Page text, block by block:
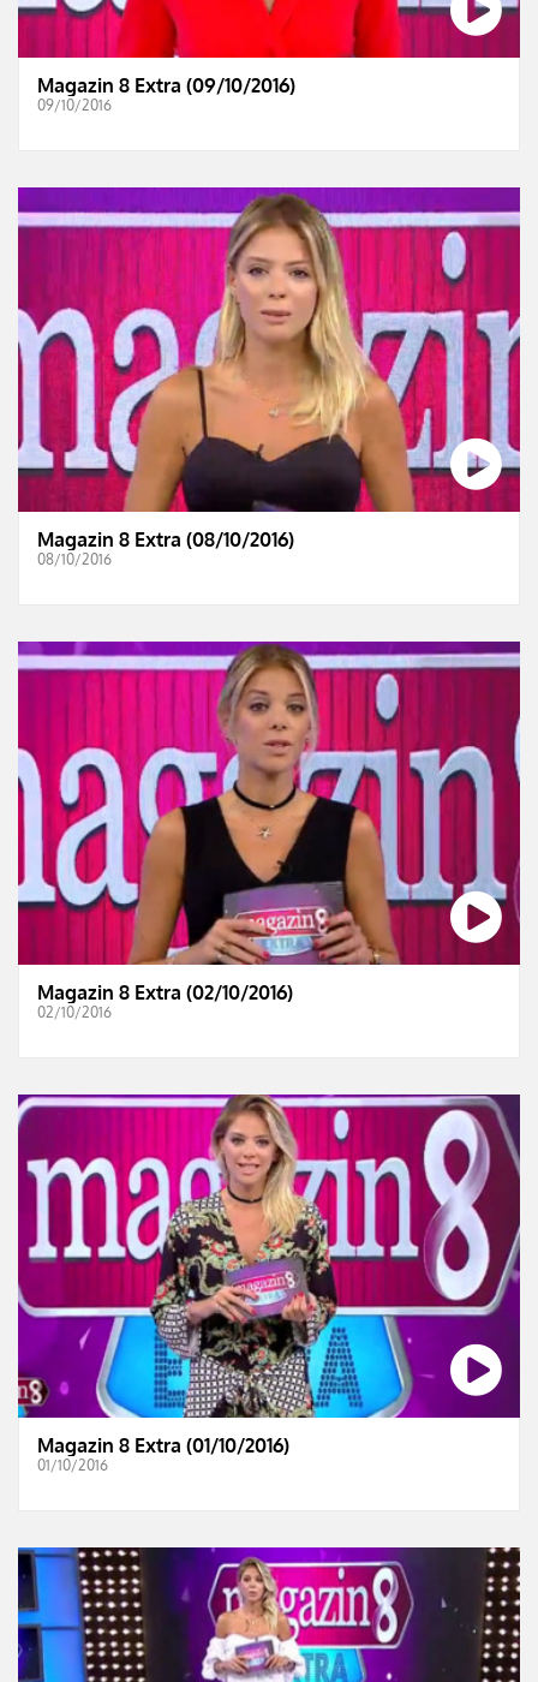
Magazin 8 Extra (09/10/2016)
09/10/2016
Magazin 8 Extra (08/10/2016)
08/10/2016
Magazin 8 Extra (02/10/2016)
02/10/2016
Magazin 8 Extra (01/10/2016)
01/10/2016